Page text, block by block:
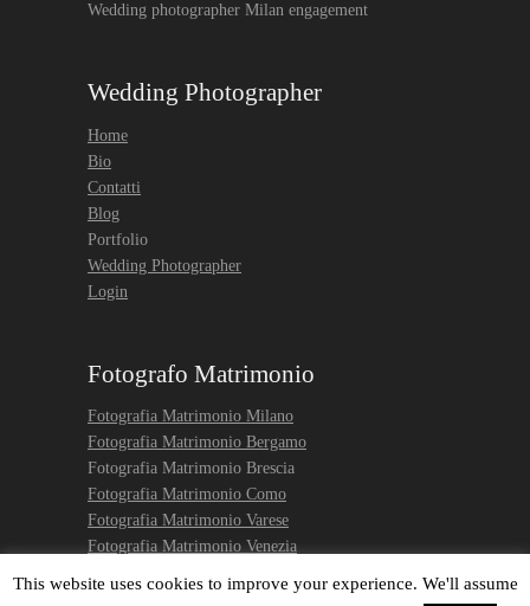
Wedding photographer Milan engagement
Wedding Photographer
Home
Bio
Contatti
Blog
Portfolio
Wedding Photographer
Login
Fotografo Matrimonio
Fotografia Matrimonio Milano
Fotografia Matrimonio Bergamo
Fotografia Matrimonio Brescia
Fotografia Matrimonio Como
Fotografia Matrimonio Varese
Fotografia Matrimonio Venezia
This website uses cookies to improve your experience. We'll assume